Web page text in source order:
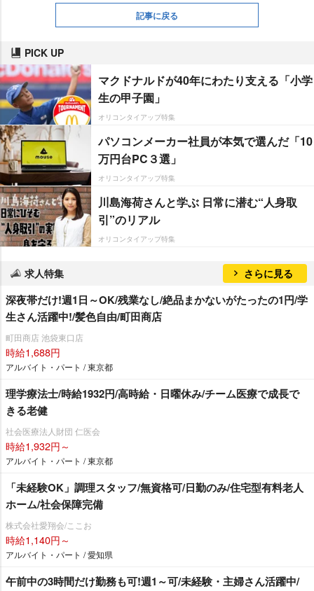
記事に戻る
PICK UP
マクドナルドが40年にわたり支える「小学
生の甲子園」
オリコンタイアップ特集
パソコンメーカー社員が本気で選んだ「10
万円台PC３選」
オリコンタイアップ特集
川島海荷さんと学ぶ 日常に潜む“人身取
引”のリアル
オリコンタイアップ特集
求人特集 さらに見る
深夜帯だけ!週1日～OK/残業なし/絶品まかないがたったの1円/学
生さん活躍中!/髪色自由/町田商店
町田商店 池袋東口店
時給1,688円
アルバイト・パート / 東京都
理学療法士/時給1932円/高時給・日曜休み/チーム医療で成長で
きる老健
社会医療法人財団 仁医会
時給1,932円～
アルバイト・パート / 東京都
「未経験OK」調理スタッフ/無資格可/日勤のみ/住宅型有料老人
ホーム/社会保障完備
株式会社愛翔会/ここお
時給1,140円～
アルバイト・パート / 愛知県
午前中の3時間だけ勤務も可!週1～可/未経験・主婦さん活躍中/